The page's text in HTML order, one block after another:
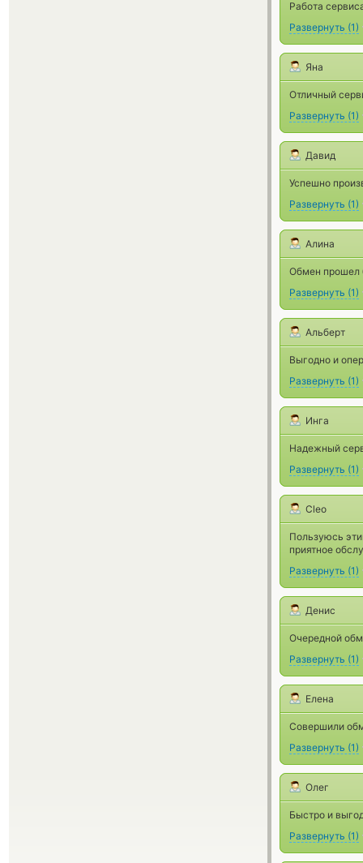
Работа
Развернуть (1)
Яна
Отличный
Развернуть (1)
Давид
Успешно
Развернуть (1)
Алина
Обмен прошел
Развернуть (1)
Альберт
Выгодно и
Развернуть (1)
Инга
Надежный
Развернуть (1)
Сleo
Пользуюсь
приятное
Развернуть (1)
Денис
Очередной
Развернуть (1)
Елена
Совершили
Развернуть (1)
Олег
Быстро и
Развернуть (1)